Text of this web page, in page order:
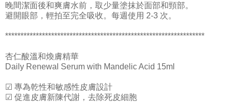
晚間潔面後和爽膚水前，取少量塗抹於面部和頸部。
避開眼部，輕拍至完全吸收。每週使用 2-3 次。
*****************************************************************
杏仁酸溫和煥膚精華
Daily Renewal Serum with Mandelic Acid 15ml
☑ 專為乾性和敏感性皮膚設計
☑ 促進皮膚新陳代謝，去除死皮細胞